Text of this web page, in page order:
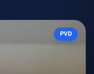
PVD